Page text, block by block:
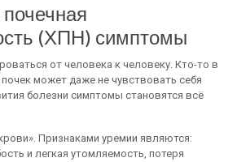
(ХПН) симптомы
от человека к человеку. Кто-то в
может даже не чувствовать себя
болезни симптомы становятся всё
Признаками уремии являются:
и легкая утомляемость, потеря